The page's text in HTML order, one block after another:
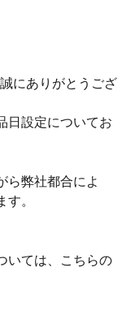
にありがとうござ
日設定についてお
ら弊社都合によ
。
いては、こちらの